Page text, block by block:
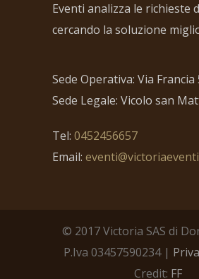
Eventi analizza le richieste
cercando la soluzione
Sede Operativa: Via
Sede Legale: Vicolo san
Tel: 0452456657
Email:
© 2017 Victoria SAS di
P.Iva 03457590234 |
Credit: FF